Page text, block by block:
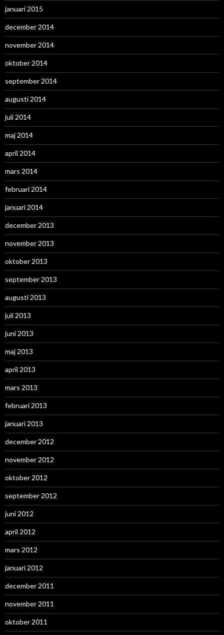
januari 2015
december 2014
november 2014
oktober 2014
september 2014
augusti 2014
juli 2014
maj 2014
april 2014
mars 2014
februari 2014
januari 2014
december 2013
november 2013
oktober 2013
september 2013
augusti 2013
juli 2013
juni 2013
maj 2013
april 2013
mars 2013
februari 2013
januari 2013
december 2012
november 2012
oktober 2012
september 2012
juni 2012
april 2012
mars 2012
januari 2012
december 2011
november 2011
oktober 2011